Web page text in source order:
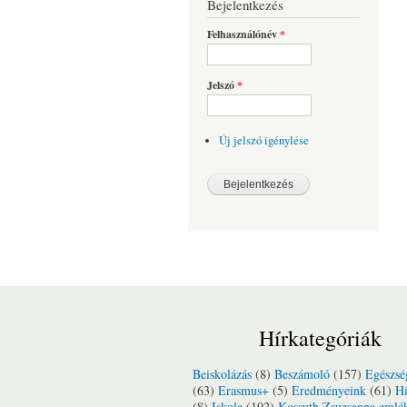
Bejelentkezés
Felhasználónév*
Jelszó*
Új jelszó igénylése
Hírkategóriák
Beiskolázás (8) Beszámoló (157)
(63) Erasmus+ (5) Eredményeink (61)